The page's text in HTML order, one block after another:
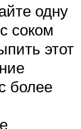
одну
соком
этот
более